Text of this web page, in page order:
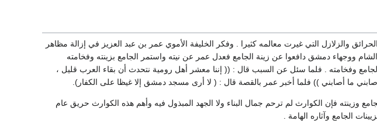
والزلازل التي غيرت معالمه كثيرا . وفكر الخليفة الأموي عمر بن عبد العزيز في إزالة مظاهر
ووجهاء دمشق دافعوا عن زينة الجامع فعدل عمر عن نيته واستمر الجامع بزينته وفخامته
وفخامته . فلما سئل عن السبب قال : (( إننا معشر أهل رومية نتحدث أن بقاء العرب قليل ،
ما أصابني )) فلما أخبر عمر بالقصة قال : ( لا أرى مسجد دمشق إلا غيظا على الكفار).
وزينته فإن الكوارث لم ترحم جمال البناء ولا الجهد المبذول فيه وأهم هذه الكوارث حريق عام